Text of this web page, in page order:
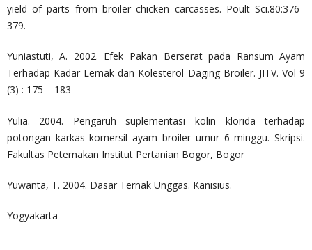
yield of parts from broiler chicken carcasses. Poult Sci.80:376–
379.
Yuniastuti, A. 2002. Efek Pakan Berserat pada Ransum Ayam
Terhadap Kadar Lemak dan Kolesterol Daging Broiler. JITV. Vol 9
(3) : 175 – 183
Yulia. 2004. Pengaruh suplementasi kolin klorida terhadap
potongan karkas komersil ayam broiler umur 6 minggu. Skripsi.
Fakultas Peternakan Institut Pertanian Bogor, Bogor
Yuwanta, T. 2004. Dasar Ternak Unggas. Kanisius.
Yogyakarta